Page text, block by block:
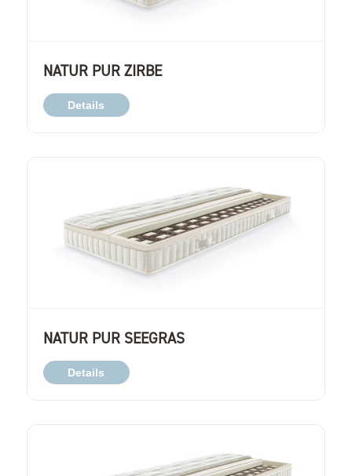
NATUR PUR ZIRBE
Details
NATUR PUR SEEGRAS
Details